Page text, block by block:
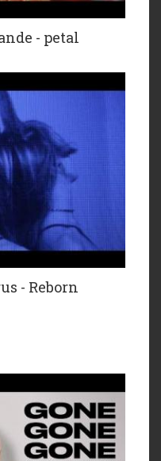
- petal
- Reborn